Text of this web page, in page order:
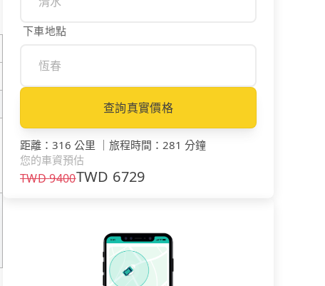
下車地點
查詢真實價格
距離 ： 316 公里 ｜ 旅程時間 ： 281 分鐘
您的車資預估
TWD9400TWD 6729